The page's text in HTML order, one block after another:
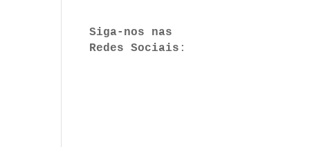
Siga-nos nas
Redes Sociais :